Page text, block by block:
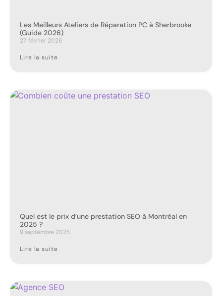
Les Meilleurs Ateliers de Réparation PC à Sherbrooke
(Guide 2026)
27 février 2026
Lire la suite
Quel est le prix d’une prestation SEO à Montréal en
2025 ?
9 septembre 2025
Lire la suite